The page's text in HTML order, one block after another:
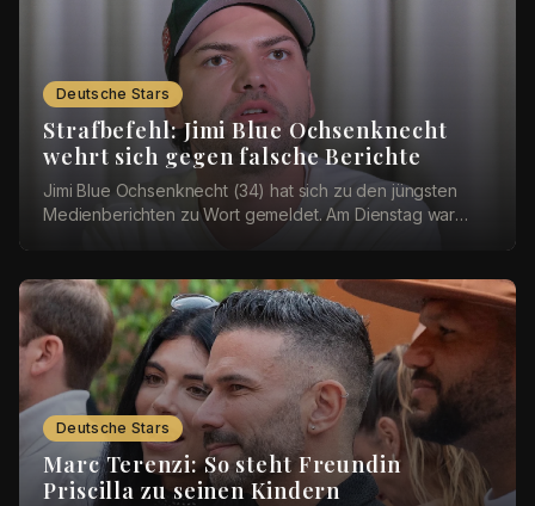
Deutsche Stars
Strafbefehl: Jimi Blue Ochsenknecht
wehrt sich gegen falsche Berichte
Jimi Blue Ochsenknecht (34) hat sich zu den jüngsten
Medienberichten zu Wort gemeldet. Am Dienstag war
Deutsche Stars
Marc Terenzi: So steht Freundin
Priscilla zu seinen Kindern